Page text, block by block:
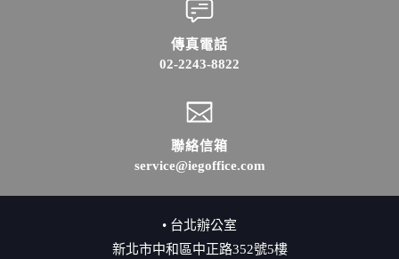
傳真電話
02-2243-8822
聯絡信箱
service@iegoffice.com
• 台北辦公室
新北市中和區中正路352號5樓